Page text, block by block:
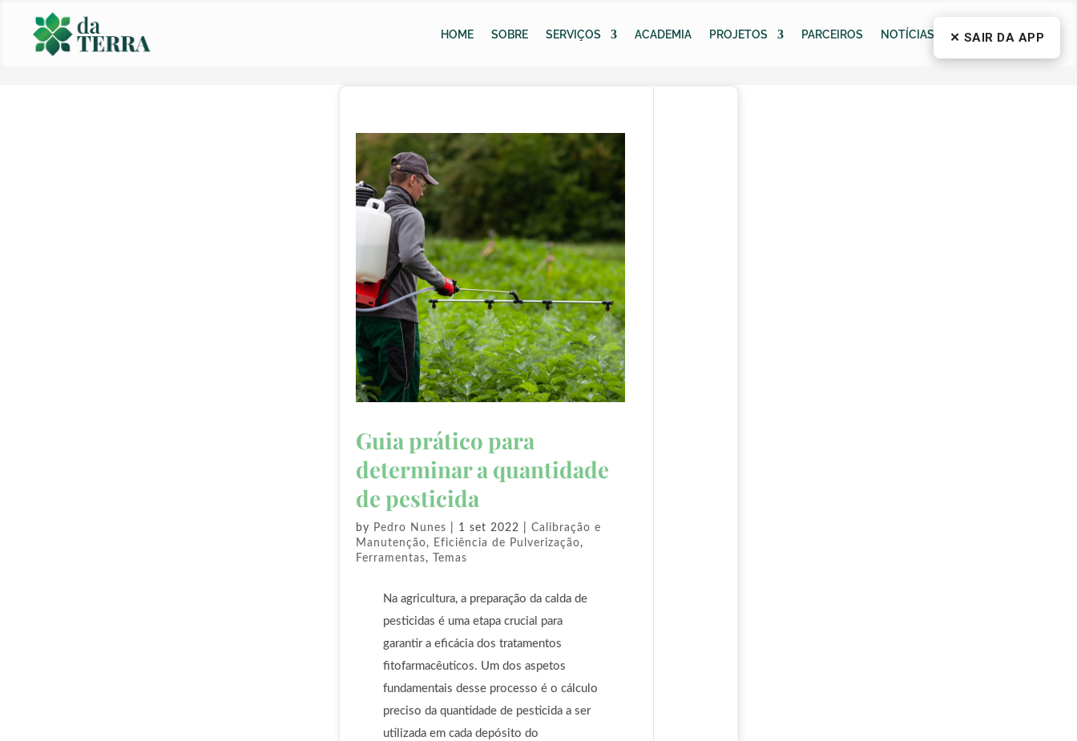
HOME SOBRE SERVIÇOS ACADEMIA PROJETOS PARCEIROS NOTÍCIAS CONTACTOS
Guia prático para
determinar a quantidade
de pesticida
by Pedro Nunes 1 set 2022
Calibração e
Manutenção, Eficiência de Pulverização,
Ferramentas, Temas
Na agricultura, a preparação da calda de
pesticidas é uma etapa crucial para
garantir a eficácia dos tratamentos
fitofarmacêuticos. Um dos aspetos
fundamentais desse processo é o cálculo
preciso da quantidade de pesticida a ser
utilizada em cada depósito do
✕ SAIR DA APP